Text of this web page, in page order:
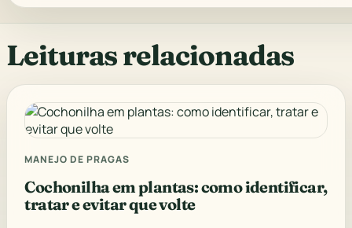
Leituras relacionadas
MANEJO DE PRAGAS
Cochonilha em plantas: como identificar,
tratar e evitar que volte